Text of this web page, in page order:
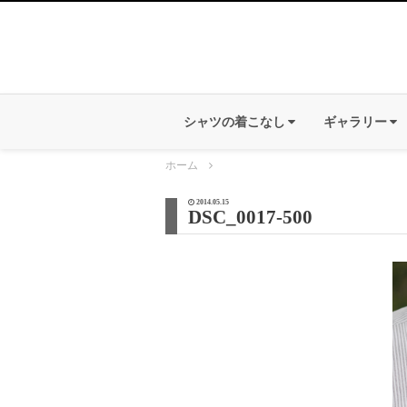
シャツの着こなし ギャラリー
ホーム
2014.05.15
DSC_0017-500